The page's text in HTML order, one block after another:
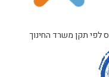
תקן משרד החינוך